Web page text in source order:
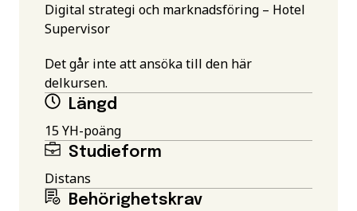
Digital strategi och marknadsföring – Hotel
Supervisor
Det går inte att ansöka till den här
delkursen.
Längd
15 YH-poäng
Studieform
Distans
Behörighetskrav